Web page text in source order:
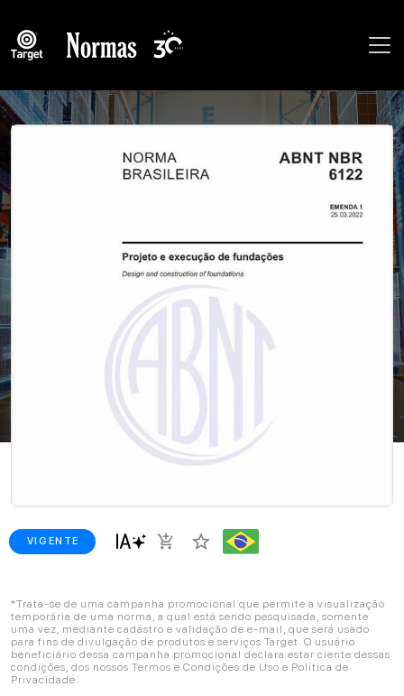
VIGENTE add_shopping_cart star_border
*Trata-se de uma campanha promocional que permite a visualização
temporária de uma norma, a qual está sendo pesquisada, somente
uma vez, mediante cadastro e validação de e-mail, que será usado
para fins de divulgação de produtos e serviços Target. O usuário
beneficiário dessa campanha promocional declara estar ciente dessas
condições, dos nossos Termos e Condições de Uso e Política de
Privacidade.